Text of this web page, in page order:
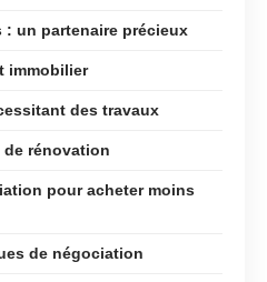
: un partenaire précieux
immobilier
des travaux
rénovation
pour acheter moins
de négociation